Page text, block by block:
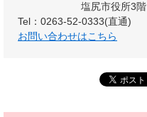
塩尻市役所3階
Tel：0263-52-0333(直通)
お問い合わせはこちら